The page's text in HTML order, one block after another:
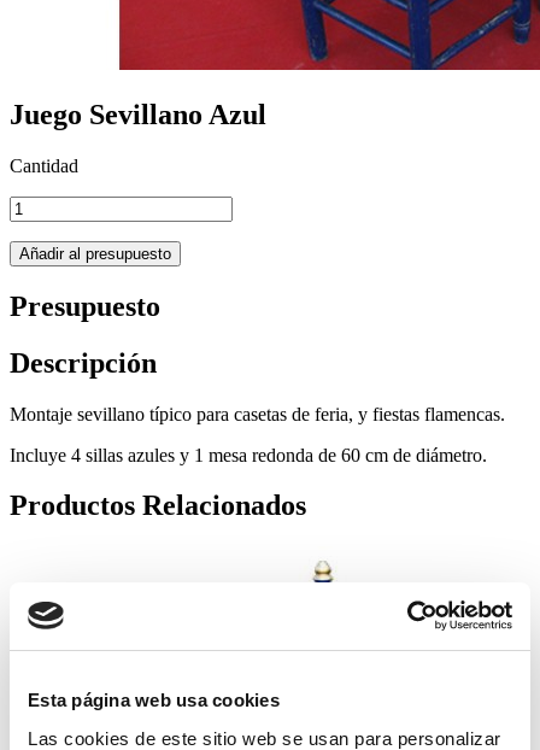
Esta página web usa cookies
Las cookies de este sitio web se usan para personalizar
Juego Sevillano Azul
Cantidad
Presupuesto
Descripción
Montaje sevillano típico para casetas de feria, y fiestas flamencas.
Incluye 4 sillas azules y 1 mesa redonda de 60 cm de diámetro.
Productos Relacionados